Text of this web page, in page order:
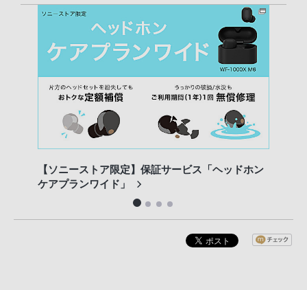
【ソニーストア限定】保証サービス「ヘッドホン
ケアプランワイド」